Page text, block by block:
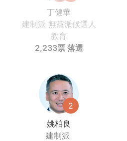
丁健華
建制派 無黨派候選人
教育
2,233票 落選
2
姚柏良
建制派